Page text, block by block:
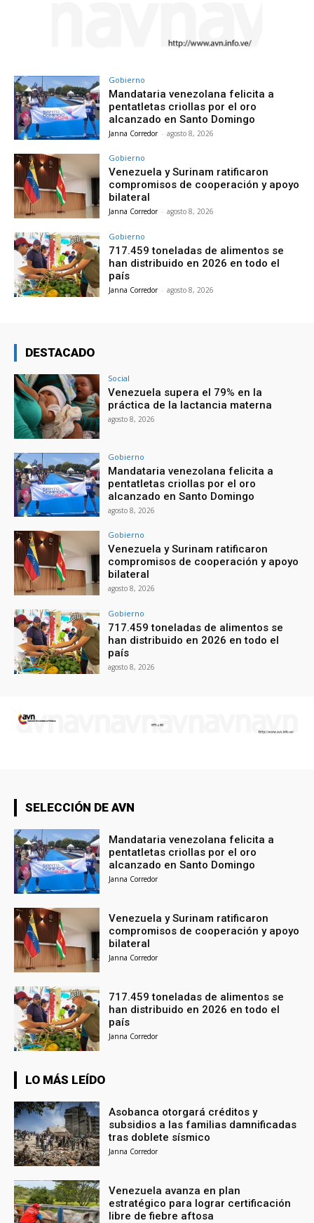
Gobierno
Mandataria venezolana felicita a
pentatletas criollas por el oro
alcanzado en Santo Domingo
Janna Corredor - agosto 8, 2026
Gobierno
Venezuela y Surinam ratificaron
compromisos de cooperación y apoyo
bilateral
Janna Corredor - agosto 8, 2026
Gobierno
717.459 toneladas de alimentos se
han distribuido en 2026 en todo el
país
Janna Corredor - agosto 8, 2026
DESTACADO
Social
Venezuela supera el 79% en la
práctica de la lactancia materna
agosto 8, 2026
Gobierno
Mandataria venezolana felicita a
pentatletas criollas por el oro
alcanzado en Santo Domingo
agosto 8, 2026
Gobierno
Venezuela y Surinam ratificaron
compromisos de cooperación y apoyo
bilateral
agosto 8, 2026
Gobierno
717.459 toneladas de alimentos se
han distribuido en 2026 en todo el
país
agosto 8, 2026
SELECCIÓN DE AVN
Mandataria venezolana felicita a
pentatletas criollas por el oro
alcanzado en Santo Domingo
Janna Corredor
Venezuela y Surinam ratificaron
compromisos de cooperación y apoyo
bilateral
Janna Corredor
717.459 toneladas de alimentos se
han distribuido en 2026 en todo el
país
Janna Corredor
LO MÁS LEÍDO
Asobanca otorgará créditos y
subsidios a las familias damnificadas
tras doblete sísmico
Janna Corredor
Venezuela avanza en plan
estratégico para lograr certificación
libre de fiebre aftosa